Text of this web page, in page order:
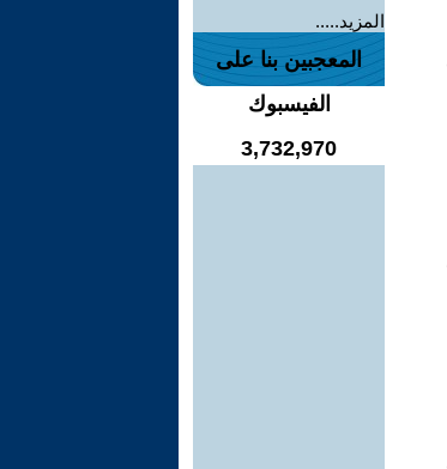
المزيد.....
المعجبين بنا على
الفيسبوك
3,732,970